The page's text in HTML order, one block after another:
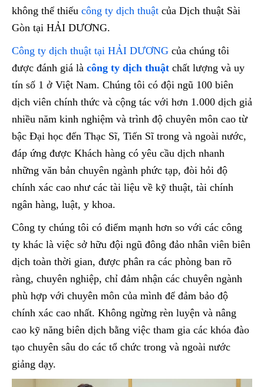
không thể thiếu công ty dịch thuật của Dịch thuật Sài
Gòn tại HẢI DƯƠNG.
Công ty dịch thuật tại HẢI DƯƠNG của chúng tôi
được đánh giá là công ty dịch thuật chất lượng và uy
tín số 1 ở Việt Nam. Chúng tôi có đội ngũ 100 biên
dịch viên chính thức và cộng tác với hơn 1.000 dịch giả
nhiều năm kinh nghiệm và trình độ chuyên môn cao từ
bậc Đại học đến Thạc Sĩ, Tiến Sĩ trong và ngoài nước,
đáp ứng được Khách hàng có yêu cầu dịch nhanh
những văn bản chuyên ngành phức tạp, đòi hỏi độ
chính xác cao như các tài liệu về kỹ thuật, tài chính
ngân hàng, luật, y khoa.
Công ty chúng tôi có điểm mạnh hơn so với các công
ty khác là việc sở hữu đội ngũ đông đảo nhân viên biên
dịch toàn thời gian, được phân ra các phòng ban rõ
ràng, chuyên nghiệp, chỉ đảm nhận các chuyên ngành
phù hợp với chuyên môn của mình để đảm bảo độ
chính xác cao nhất. Không ngừng rèn luyện và nâng
cao kỹ năng biên dịch bằng việc tham gia các khóa đào
tạo chuyên sâu do các tổ chức trong và ngoài nước
giảng dạy.